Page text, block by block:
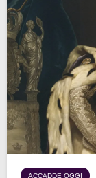
ACCADDE OGGI